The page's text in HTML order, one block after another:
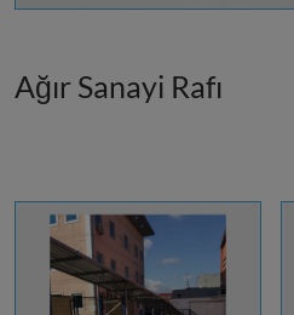
Ağır Sanayi Rafı